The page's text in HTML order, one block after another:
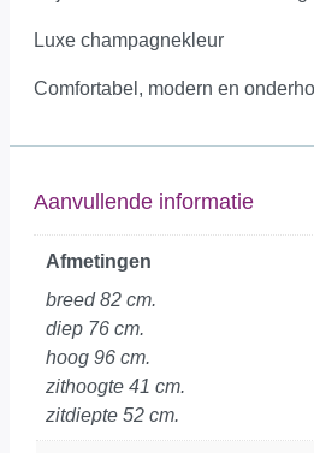
Luxe champagnekleur
Comfortabel, modern en
Aanvullende informatie
Afmetingen
breed 82 cm.
diep 76 cm.
hoog 96 cm.
zithoogte 41 cm.
zitdiepte 52 cm.